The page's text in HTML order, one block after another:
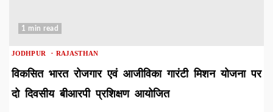
1 min read
JODHPUR RAJASTHAN
विकसित भारत रोजगार एवं आजीविका गारंटी मिशन योजना पर
दो दिवसीय बीआरपी प्रशिक्षण आयोजित